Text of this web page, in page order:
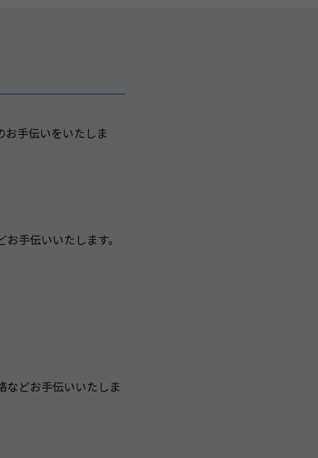
手伝いをいたしま
手伝いいたします。
などお手伝いいたしま